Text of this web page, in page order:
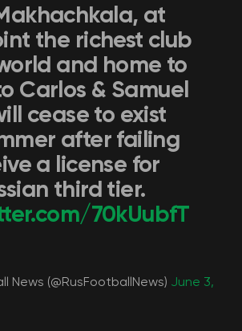
at
the richest club
and home to
Carlos & Samuel
cease to exist
after failing
a license for
third tier.
70kUubfT
News (@RusFootballNews) June 3,